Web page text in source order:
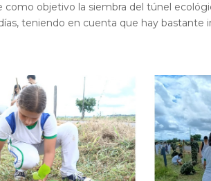
como objetivo la siembra del túnel
teniendo en cuenta que hay